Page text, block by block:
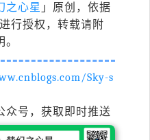
之心星 」原创，依据
行授权，转载请附
Sky-s
众号，获取即时推送